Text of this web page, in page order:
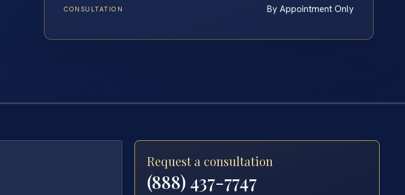
CONSULTATION By Appointment Only
Request a consultation
(888) 437-7747